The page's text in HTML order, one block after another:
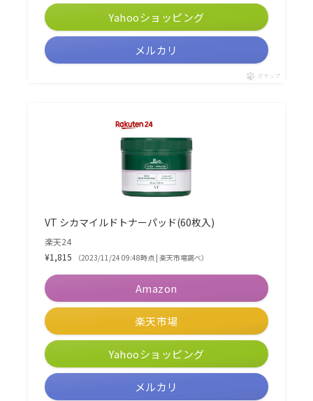
Yahooショッピング
メルカリ
ポチップ
VT シカマイルドトナーパッド(60枚入)
楽天24
¥1,815
（2023/11/24 09:48時点 | 楽天市場調べ）
Amazon
楽天市場
Yahooショッピング
メルカリ